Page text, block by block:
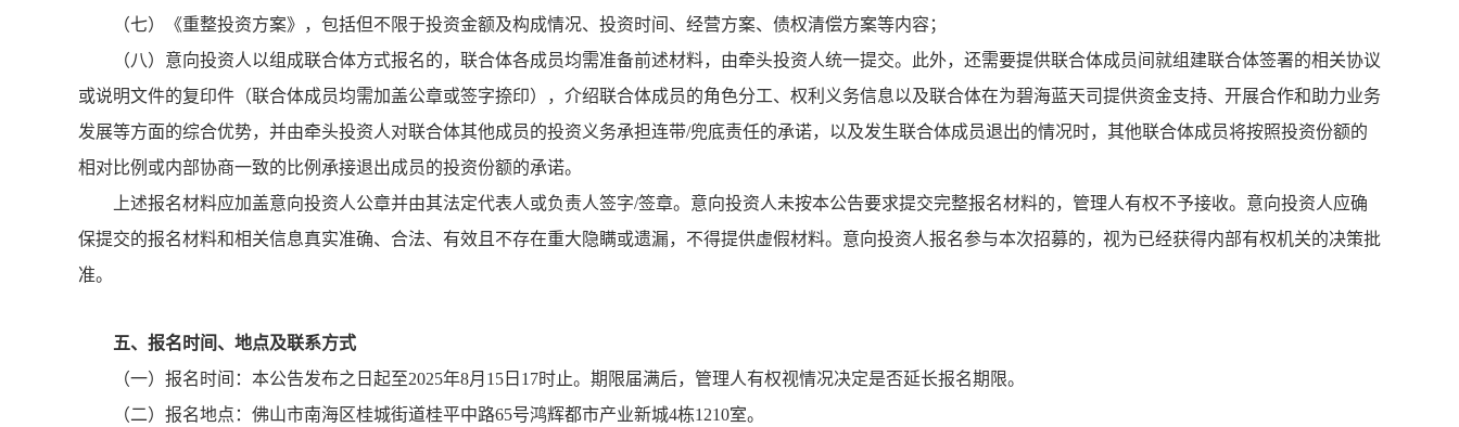
（七）《重整投资方案》，包括但不限于投资金额及构成情况、投资时间、经营方案、债权清偿方案等内容；
（八）意向投资人以组成联合体方式报名的，联合体各成员均需准备前述材料，由牵头投资人统一提交。此外，还需要提供联合体成员间就组建联合体签署的相关协议
或说明文件的复印件（联合体成员均需加盖公章或签字捺印），介绍联合体成员的角色分工、权利义务信息以及联合体在为碧海蓝天司提供资金支持、开展合作和助力业务
发展等方面的综合优势，并由牵头投资人对联合体其他成员的投资义务承担连带/兜底责任的承诺，以及发生联合体成员退出的情况时，其他联合体成员将按照投资份额的
相对比例或内部协商一致的比例承接退出成员的投资份额的承诺。
上述报名材料应加盖意向投资人公章并由其法定代表人或负责人签字/签章。意向投资人未按本公告要求提交完整报名材料的，管理人有权不予接收。意向投资人应确
保提交的报名材料和相关信息真实准确、合法、有效且不存在重大隐瞒或遗漏，不得提供虚假材料。意向投资人报名参与本次招募的，视为已经获得内部有权机关的决策批
准。
五、报名时间、地点及联系方式
（一）报名时间：本公告发布之日起至2025年8月15日17时止。期限届满后，管理人有权视情况决定是否延长报名期限。
（二）报名地点：佛山市南海区桂城街道桂平中路65号鸿辉都市产业新城4栋1210室。